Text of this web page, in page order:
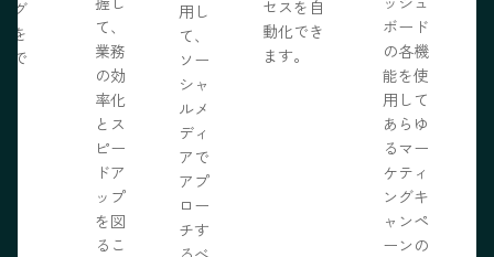
グ
を
で
て、
業務
の効
率化
とス
ピー
ドア
ップ
を図
るこ
用し
て、
ソー
シャ
ルメ
ディ
アで
アプ
ロー
チす
セスを自
動化でき
ます。
ボード
の各機
能を使
用して
あらゆ
るマー
ケティ
ングキ
ャンペ
ーンの